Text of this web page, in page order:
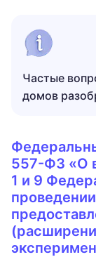
Частые
домов
557-ФЗ «О
1 и 9